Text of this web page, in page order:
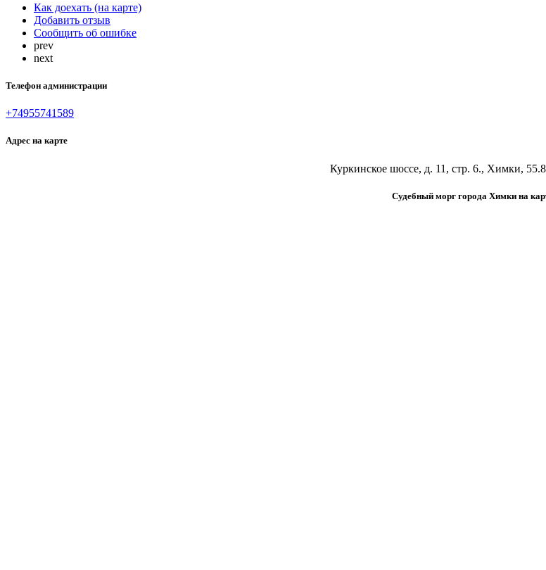
Как доехать (на карте)
Добавить отзыв
Сообщить об ошибке
prev
next
Телефон администрации
+74955741589
Адрес на карте
Куркинское шоссе, д. 11, стр. 6., Химки,
Судебный морг города Химки на